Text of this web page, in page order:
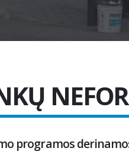
programos